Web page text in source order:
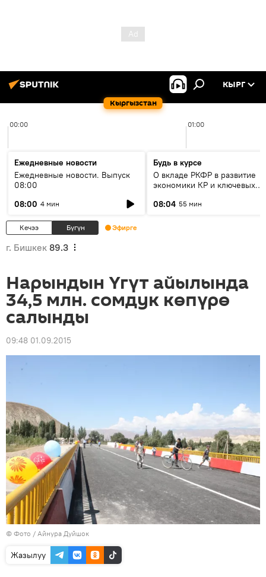
Кыргызстан
КЫРГ
00:00 01:00
Ежедневные новости
Ежедневные новости. Выпуск
08:00
08:00 4 мин
Будь в курсе
О вкладе РКФР в развитие
экономики КР и ключевых
08:04 55 мин
Кечээ Бүгүн Эфирге
г. Бишкек 89.3
Нарындын Үгүт айылында
34,5 млн. сомдук көпүрө
салынды
09:48 01.09.2015
© Фото / Айнура Дуйшок
Жазылуу